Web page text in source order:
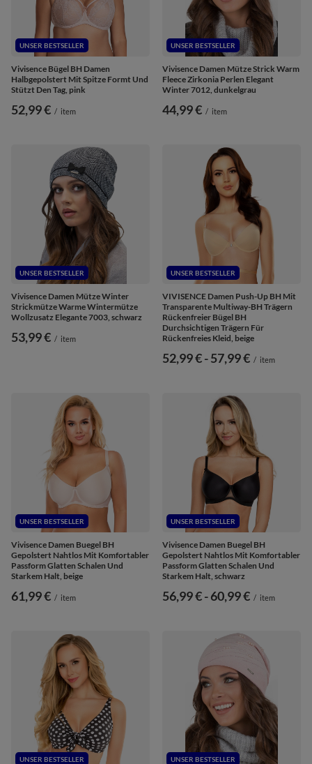
UNSER BESTSELLER
Vivisence Bügel BH Damen
Halbgepolstert Mit Spitze Formt Und
Stützt Den Tag, pink
52,99 € / item
UNSER BESTSELLER
Vivisence Damen Mütze Strick Warm
Fleece Zirkonia Perlen Elegant
Winter 7012, dunkelgrau
44,99 € / item
UNSER BESTSELLER
Vivisence Damen Mütze Winter
Strickmütze Warme Wintermütze
Wollzusatz Elegante 7003, schwarz
53,99 € / item
UNSER BESTSELLER
VIVISENCE Damen Push-Up BH Mit
Transparente Multiway-BH Trägern
Rückenfreier Bügel BH
Durchsichtigen Trägern Für
Rückenfreies Kleid, beige
ab
52,99 €-bis
57,99 € / item
UNSER BESTSELLER
Vivisence Damen Buegel BH
Gepolstert Nahtlos Mit Komfortabler
Passform Glatten Schalen Und
Starkem Halt, beige
61,99 € / item
UNSER BESTSELLER
Vivisence Damen Buegel BH
Gepolstert Nahtlos Mit Komfortabler
Passform Glatten Schalen Und
Starkem Halt, schwarz
ab
56,99 €-bis
60,99 € / item
UNSER BESTSELLER UNSER BESTSELLER